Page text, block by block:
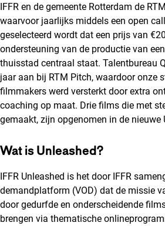
IFFR en de gemeente Rotterdam de
waarvoor jaarlijks middels een open
geselecteerd wordt dat een prijs van
ondersteuning van de productie van
thuisstad centraal staat. Talentbureau
jaar aan bij RTM Pitch, waardoor onze
filmmakers werd versterkt door extra
coaching op maat. Drie films die met
gemaakt, zijn opgenomen in de nieuwe
Wat is Unleashed?
IFFR Unleashed is het door IFFR
demandplatform (VOD) dat de missie
door gedurfde en onderscheidende
brengen via thematische